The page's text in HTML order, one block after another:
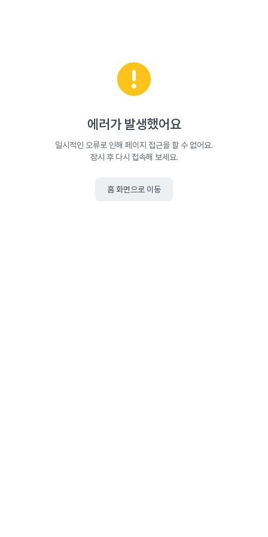
에러가 발생했어요
일시적인 오류로 인해 페이지 접근을 할 수 없어요.
잠시 후 다시 접속해 보세요.
홈 화면으로 이동